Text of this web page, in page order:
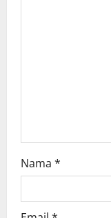
Nama *